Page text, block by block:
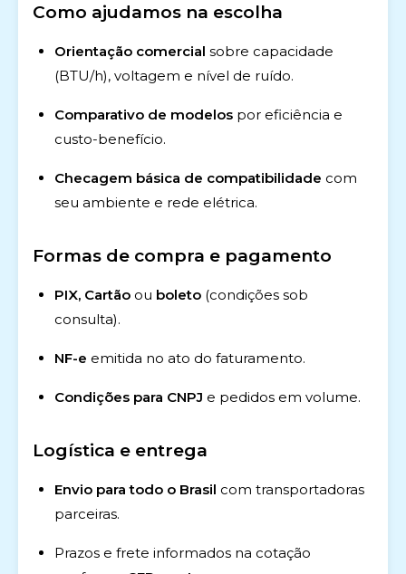
Como ajudamos na escolha
Orientação comercial sobre capacidade
(BTU/h), voltagem e nível de ruído.
Comparativo de modelos por eficiência e
custo-benefício.
Checagem básica de compatibilidade com
seu ambiente e rede elétrica.
Formas de compra e pagamento
PIX, Cartão ou boleto (condições sob
consulta).
NF-e emitida no ato do faturamento.
Condições para CNPJ e pedidos em volume.
Logística e entrega
Envio para todo o Brasil com transportadoras
parceiras.
Prazos e frete informados na cotação